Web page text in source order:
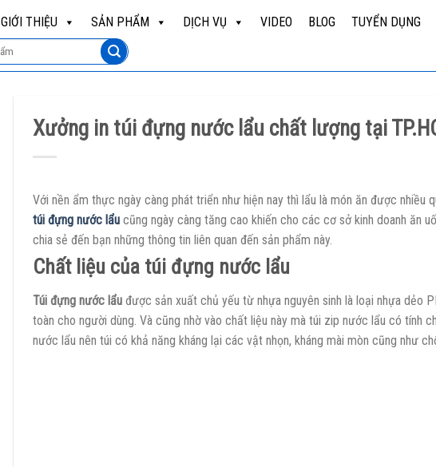
GIỚI THIỆU SẢN PHẨM DỊCH VỤ VIDEO BLOG TUYỂN DỤNG
Xưởng in túi đựng nước lẩu chất lượng tại
Với nền ẩm thực ngày càng phát triển như hiện nay thì lẩu là món ăn được nhiều
túi đựng nước lẩu cũng ngày càng tăng cao khiến cho các cơ sở kinh doanh ăn
chia sẻ đến bạn những thông tin liên quan đến sản phẩm này.
Chất liệu của túi đựng nước lẩu
Túi đựng nước lẩu được sản xuất chủ yếu từ nhựa nguyên sinh là loại nhựa dẻo
toàn cho người dùng. Và cũng nhờ vào chất liệu này mà túi zip nước lẩu có tính
nước lẩu nên túi có khả năng kháng lại các vật nhọn, kháng mài mòn cũng như